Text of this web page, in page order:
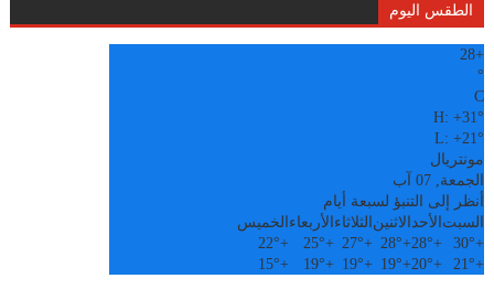
الطقس اليوم
+
28
°
C
H:+31°
L:+21°
مونتريال
الجمعة, 07 آب
أنظر إلى التنبؤ لسبعة أيام
السبت الأحدالاثنين الثلاثاء الأربعاء الخميس
+
30°
+
28°
+
28°
+
27°
+
25°
+
22°
+
21°
+
20°
+
19°
+
19°
+
19°
+
15°